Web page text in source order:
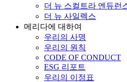
더 뉴 스컬트라 엔듀런
더 뉴 사일렉스
메리다에 대하여
우리의 사명
우리의 원칙
CODE OF CONDUCT
ESG 리포트
우리의 이정표